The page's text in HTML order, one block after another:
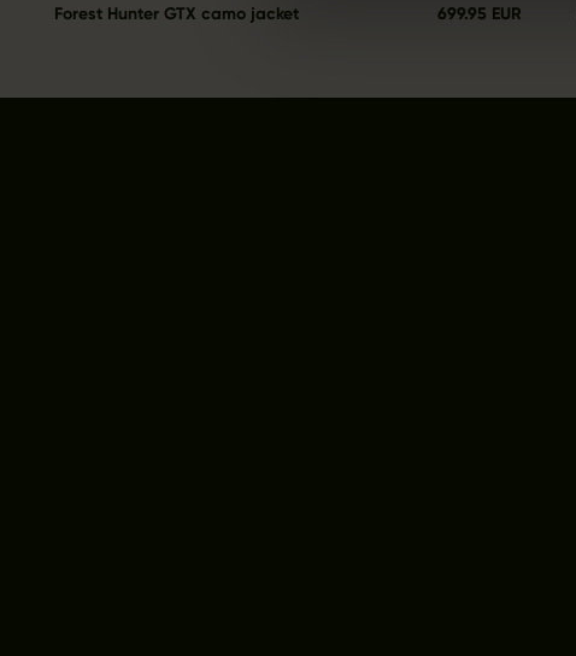
Forest Hunter GTX camo jacket 699.95 EUR